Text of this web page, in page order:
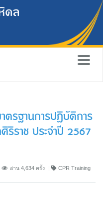
ตรฐานการปฏิบัติการ
ริราช ประจำปี 2567
อ่าน 4,634 ครั้ง CPR Training